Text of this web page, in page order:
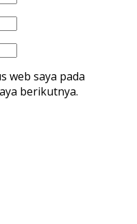
web saya pada
berikutnya.